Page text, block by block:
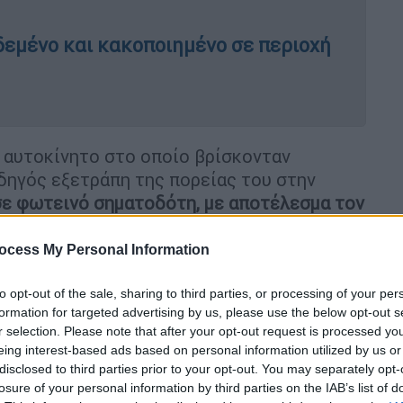
My Personal Information
opt-out of the sale, sharing to third parties, or processing of your
for targeted advertising by us, please use the below opt-out
selection. Please note that after your opt-out request is processed
interest-based ads based on personal information utilized by us
to third parties prior to your opt-out. You may separately
of your personal information by third parties on the IAB’s list of
και κακοποιημένο σε περιοχή
στο οποίο βρίσκονταν
εξετράπη της πορείας του στην
φωτεινό σηματοδότη, με αποτέλεσμα τον
άμεσα κινητοποιήθηκαν δυνάμεις της
και η Πυροσβεστική Υπηρεσία,
και να διερευνήσουν τα
με ασθενοφόρο τουΕΚΑΒστο
στο νοσοκομείο «Άγιος Ανδρέας»,